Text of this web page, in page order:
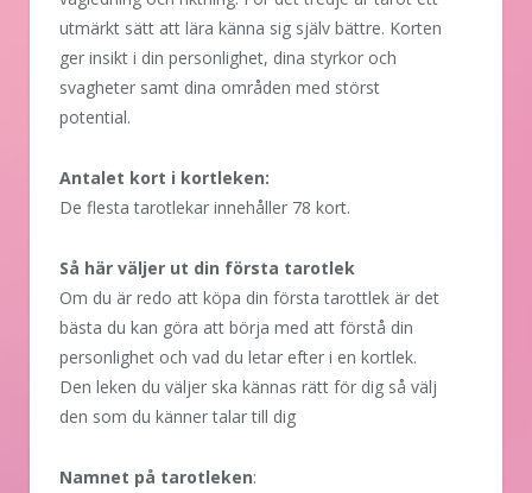
utmärkt sätt att lära känna sig själv bättre. Korten
ger insikt i din personlighet, dina styrkor och
svagheter samt dina områden med störst
potential.
Antalet kort i kortleken:
De flesta tarotlekar innehåller 78 kort.
Så här väljer ut din första tarotlek
Om du är redo att köpa din första tarottlek är det
bästa du kan göra att börja med att förstå din
personlighet och vad du letar efter i en kortlek.
Den leken du väljer ska kännas rätt för dig så välj
den som du känner talar till dig
Namnet på tarotleken: